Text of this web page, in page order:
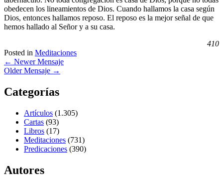
obedecen los lineamientos de Dios. Cuando hallamos la casa según
Dios, entonces hallamos reposo. El reposo es la mejor señal de que
hemos hallado al Señor y a su casa.
410
Posted in Meditaciones
← Newer Mensaje
Older Mensaje →
Categorías
Artículos (1.305)
Cartas (93)
Libros (17)
Meditaciones (731)
Predicaciones (390)
Autores